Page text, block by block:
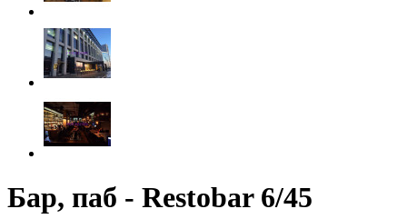
Бар, паб - Restobar 6/45